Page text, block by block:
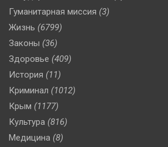
Гуманитарная миссия (3)
Жизнь (6799)
Законы (36)
Здоровье (409)
История (11)
Криминал (1012)
Крым (1177)
Культура (816)
Медицина (8)